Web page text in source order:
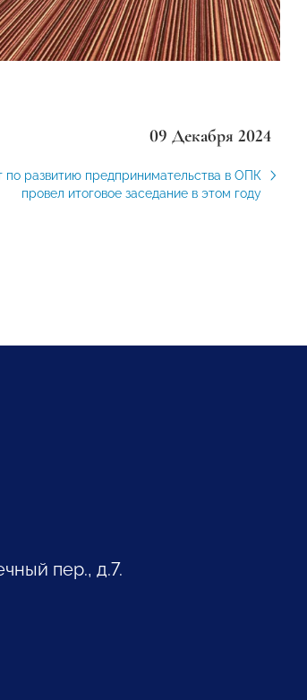
09 Декабря 2024
по развитию предпринимательства в ОПК
провел итоговое заседание в этом году
пер., д.7.